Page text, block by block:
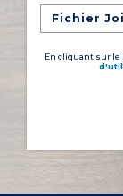
Fichier
En cliquant sur le